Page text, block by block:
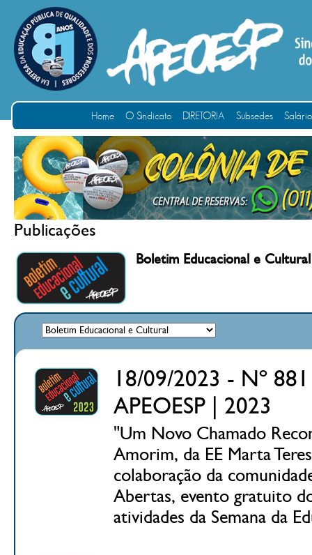
Home O Sindicato DIRETORIA Subsedes
Publicações
Boletim Educacional e Cultural
18/09/2023 - Nº
APEOESP | 2023
"Um Novo Chamado
Amorim, da EE Marta
colaboração da
Abertas, evento gratuito
atividades da Semana da